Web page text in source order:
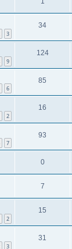
3
34
9
124
6
85
2
16
7
93
0
7
2
15
3
31